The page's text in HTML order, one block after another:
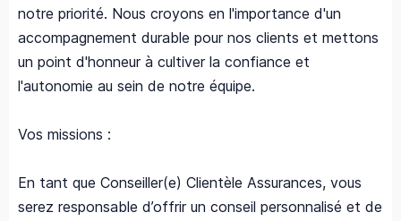
notre priorité. Nous croyons en l'importance d'un
accompagnement durable pour nos clients et mettons
un point d'honneur à cultiver la confiance et
l'autonomie au sein de notre équipe.
Vos missions :
En tant que Conseiller(e) Clientèle Assurances, vous
serez responsable d’offrir un conseil personnalisé et de